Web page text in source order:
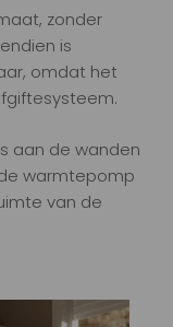
zonder
is
omdat het
aan de wanden
warmtepomp
van de